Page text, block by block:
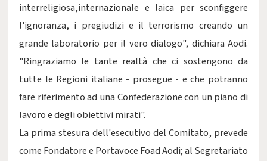
interreligiosa,internazionale e laica per sconfiggere
l'ignoranza, i pregiudizi e il terrorismo creando un
grande laboratorio per il vero dialogo", dichiara Aodi.
"Ringraziamo le tante realtà che ci sostengono da
tutte le Regioni italiane - prosegue - e che potranno
fare riferimento ad una Confederazione con un piano di
lavoro e degli obiettivi mirati".
La prima stesura dell'esecutivo del Comitato, prevede
come Fondatore e Portavoce Foad Aodi; al Segretariato